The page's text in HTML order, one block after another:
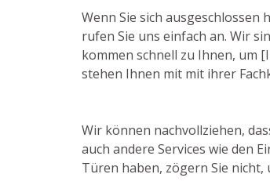
Wenn Sie sich
rufen Sie uns einfach an. Wir
kommen schnell zu Ihnen, um
stehen Ihnen mit mit ihrer
Wir können nachvollziehen,
auch andere Services wie den
Türen haben, zögern Sie